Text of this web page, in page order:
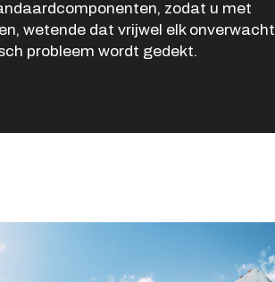
zodat u met
wetende dat vrijwel elk onverwacht
probleem wordt gedekt.